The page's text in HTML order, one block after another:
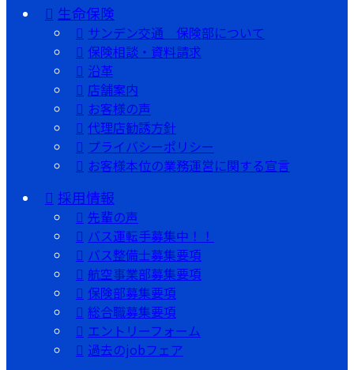
生命保険
サンデン交通 保険部について
保険相談・資料請求
沿革
店舗案内
お客様の声
代理店勧誘方針
プライバシーポリシー
お客様本位の業務運営に関する宣言
採用情報
先輩の声
バス運転手募集中！！
バス整備士募集要項
航空事業部募集要項
保険部募集要項
総合職募集要項
エントリーフォーム
過去のjobフェア